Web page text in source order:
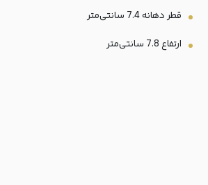
قطر دهانه 7.4 سانتی‌متر
ارتفاع 7.8 سانتی‌متر